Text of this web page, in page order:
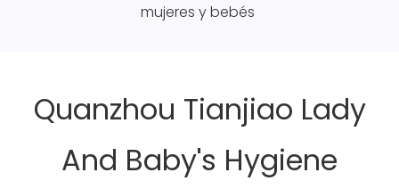
mujeres y bebés
Quanzhou Tianjiao Lady
And Baby's Hygiene